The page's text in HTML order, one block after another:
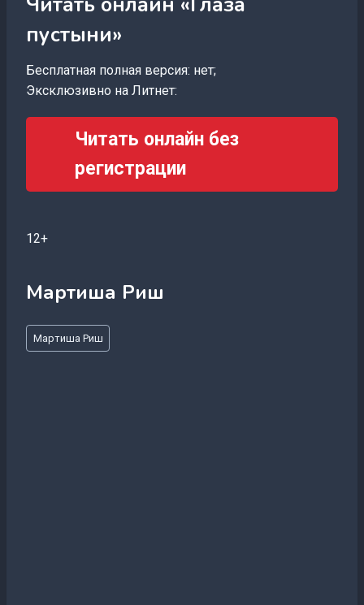
пустыни»
Бесплатная полная версия: нет;
Эксклюзивно на Литнет:
Читать онлайн без
регистрации
12+
Мартиша Риш
Метки
записи:
Мартиша Риш